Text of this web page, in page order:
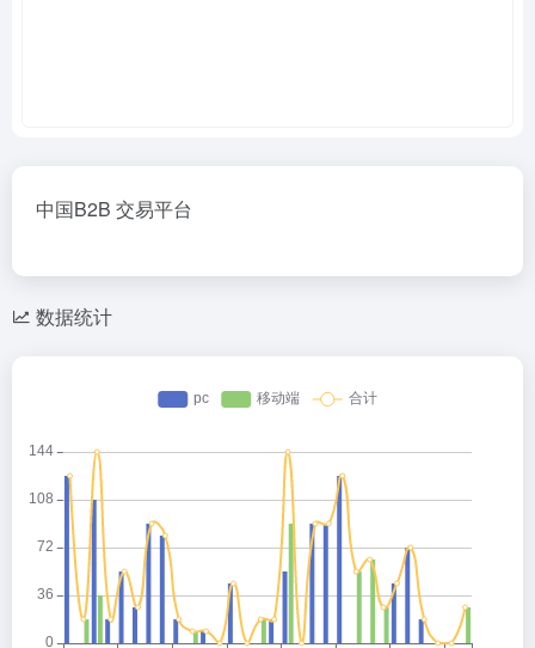
中国B2B 交易平台
数据统计